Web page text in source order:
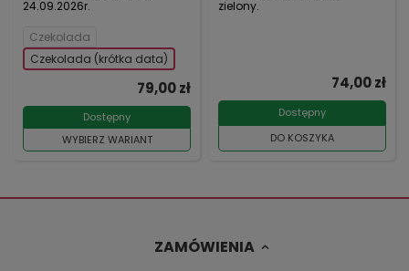
24.09.2026r.
Czekolada
Czekolada (krótka data)
Dostępny
WYBIERZ WARIANT
79,00 zł
zielony.
Dostępny
DO KOSZYKA
74,00 zł
ZAMÓWIENIA